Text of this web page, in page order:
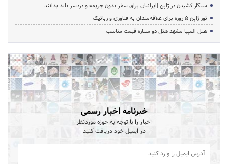
سیگار کشیدن در ژاپن |ایرانیان برای سفر بدون جریمه و دردسر باید بدانند
تور ژاپن ۵ روزه برای علاقه‌مندان به فناوری و رباتیک
هتل المپیا مشهد هتل دو ستاره قیمت مناسب
خبرنامه اخبار رسمی
اخبار را با توجه به حوزه موردنظر
در ایمیل خود دریافت کنید